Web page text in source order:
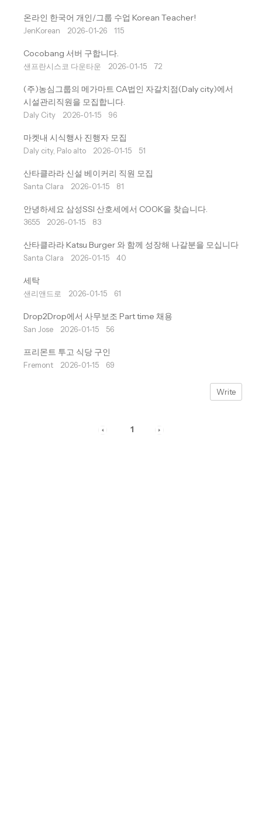
온라인 한국어 개인/그룹 수업 Korean Teacher!
JenKorean 2026-01-26 115
Cocobang 서버 구합니다.
샌프란시스코 다운타운 2026-01-15 72
(주)농심그룹의 메가마트 CA법인 자갈치점(Daly city)에서
시설관리직원을 모집합니다.
Daly City 2026-01-15 96
마켓내 시식행사 진행자 모집
Daly city, Palo alto 2026-01-15 51
산타클라라 신설 베이커리 직원 모집
Santa Clara 2026-01-15 81
안녕하세요 삼성SSI 산호세에서 COOK을 찾습니다.
3655 2026-01-15 83
산타클라라 Katsu Burger 와 함께 성장해 나갈분을 모십니다
Santa Clara 2026-01-15 40
세탁
샌리앤드로 2026-01-15 61
Drop2Drop에서 사무보조 Part time 채용
San Jose 2026-01-15 56
프리몬트 투고 식당 구인
Fremont 2026-01-15 69
Write
1